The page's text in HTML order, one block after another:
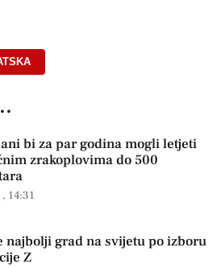
bi za par godina mogli letjeti
zrakoplovima do 500
14:31
najbolji grad na svijetu po izboru
Z